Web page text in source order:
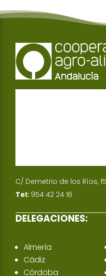
C/ Demetrio de los Ríos,
Tel: 954 42 24 16
DELEGACIONES:
Almería
Cádiz
Córdoba